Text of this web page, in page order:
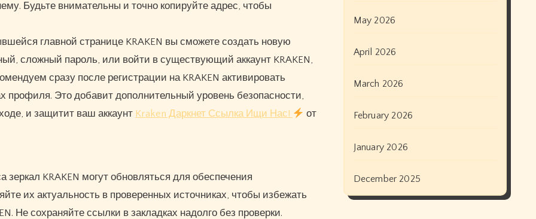
Будьте внимательны и точно копируйте адрес, чтобы
главной странице KRAKEN вы сможете создать новую
сложный пароль, или войти в существующий аккаунт KRAKEN,
сразу после регистрации на KRAKEN активировать
профиля. Это добавит дополнительный уровень безопасности,
и защитит ваш аккаунт Kraken Даркнет Ссылка Ищи Нас!
от
KRAKEN могут обновляться для обеспечения
их актуальность в проверенных источниках, чтобы избежать
Не сохраняйте ссылки в закладках надолго без проверки.
May 2026
April 2026
March 2026
February 2026
January 2026
December 2025